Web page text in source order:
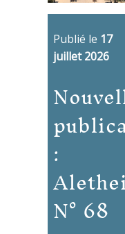
Publié le 17
juillet 2026
:
N° 68